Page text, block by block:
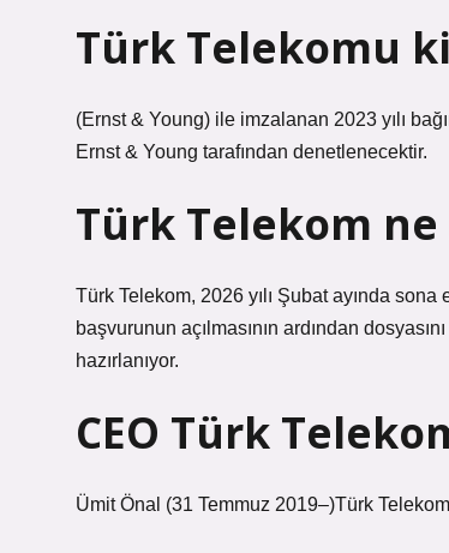
Türk Telekomu
(Ernst & Young) ile imzalanan 2023 yılı
Ernst & Young tarafından denetlenecektir.
Türk Telekom
Türk Telekom, 2026 yılı Şubat ayında
başvurunun açılmasının ardından
hazırlanıyor.
CEO Türk
Ümit Önal (31 Temmuz 2019–)Türk